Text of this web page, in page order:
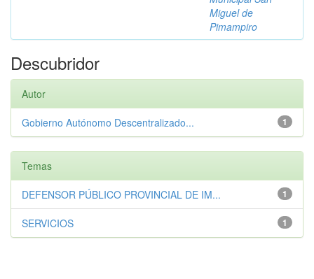
Miguel de
Pimampiro
Descubridor
Autor
1
Gobierno Autónomo Descentralizado...
Temas
1
DEFENSOR PÚBLICO PROVINCIAL DE IM...
1
SERVICIOS